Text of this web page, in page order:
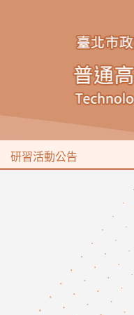
研習活動公告